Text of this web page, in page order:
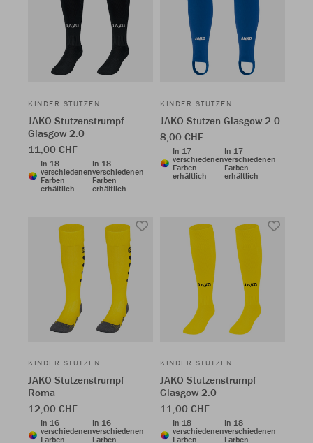
KINDER STUTZEN
JAKO Stutzenstrumpf
Glasgow 2.0
11,00 CHF
In 18
verschiedenen
Farben
erhältlich
In 18
verschiedenen
Farben
erhältlich
KINDER STUTZEN
JAKO Stutzen Glasgow 2.0
8,00 CHF
In 17
verschiedenen
Farben
erhältlich
In 17
verschiedenen
Farben
erhältlich
KINDER STUTZEN
JAKO Stutzenstrumpf
Roma
12,00 CHF
In 16
verschiedenen
Farben
In 16
verschiedenen
Farben
KINDER STUTZEN
JAKO Stutzenstrumpf
Glasgow 2.0
11,00 CHF
In 18
verschiedenen
Farben
In 18
verschiedenen
Farben